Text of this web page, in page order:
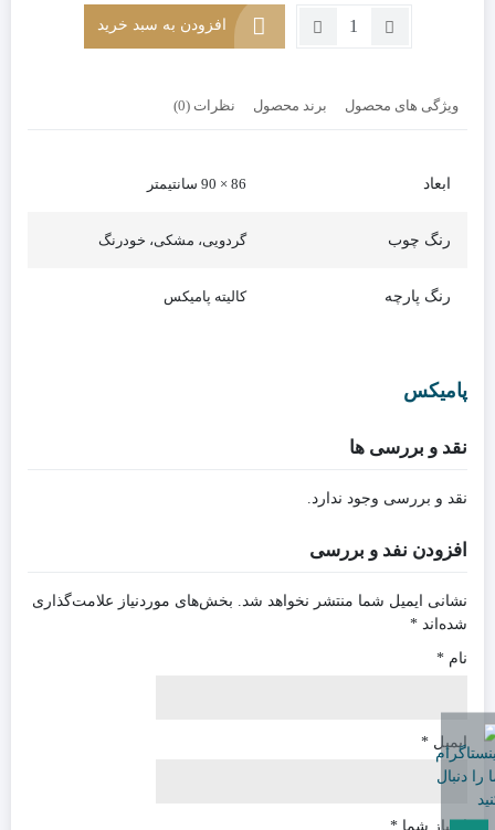
تعداد:
ایکیا
افزودن به سبد خرید
ویژگی های محصول برند محصول نظرات (0)
ابعاد 86 × 90 سانتیمتر
رنگ چوب گردویی، مشکی، خودرنگ
رنگ پارچه کالیته پامیکس
پامیکس
نقد و بررسی ها
نقد و بررسی وجود ندارد.
افزودن نفد و بررسی
نشانی ایمیل شما منتشر نخواهد شد. بخش‌های موردنیاز علامت‌گذاری
شده‌اند *
نام *
ایمیل *
امتیاز شما *